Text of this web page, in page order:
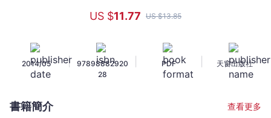
闊
US $11.77 US $13.85
2014/05 |
97898882920
28
PDF 天窗出版社
書籍簡介 查看更多